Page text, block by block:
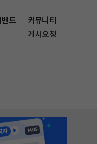
트
커뮤니티
게시요청